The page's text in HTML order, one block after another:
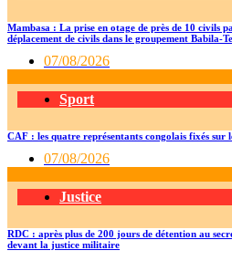
Mambasa : La prise en otage de près de 10 civils
déplacement de civils dans le groupement Babila-
07/08/2026
Sport
CAF : les quatre représentants congolais fixés
07/08/2026
Justice
RDC : après plus de 200 jours de détention au
devant la justice militaire